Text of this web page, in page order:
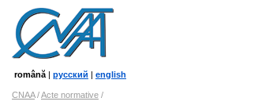
română | русский | english
CNAA/Acte normative /